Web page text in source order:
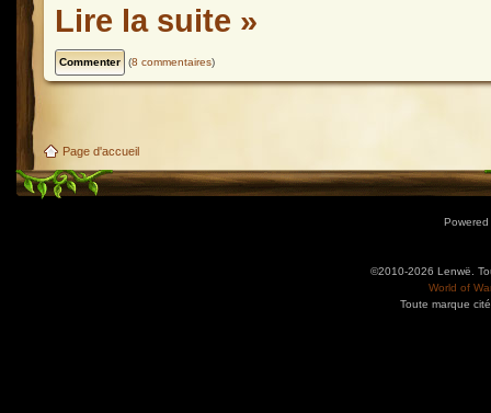
Lire la suite »
(8 commentaires)
Page d'accueil
©2010-2026 Lenwë.
World of
Toute marque